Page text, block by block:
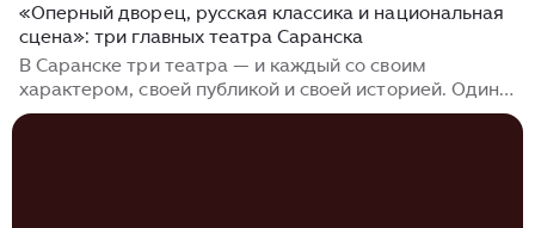
«Оперный дворец, русская классика и национальная
сцена»: три главных театра Саранска
В Саранске три театра — и каждый со своим
характером, своей публикой и своей историей. Один
— роскошный оперный дворец, построенный к